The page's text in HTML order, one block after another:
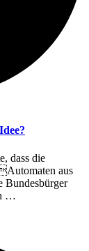
dass die
aus
Bundesbürger
…